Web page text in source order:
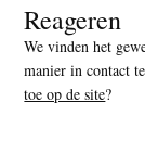
Reageren
We vinden het
manier in contact
toe op de site?